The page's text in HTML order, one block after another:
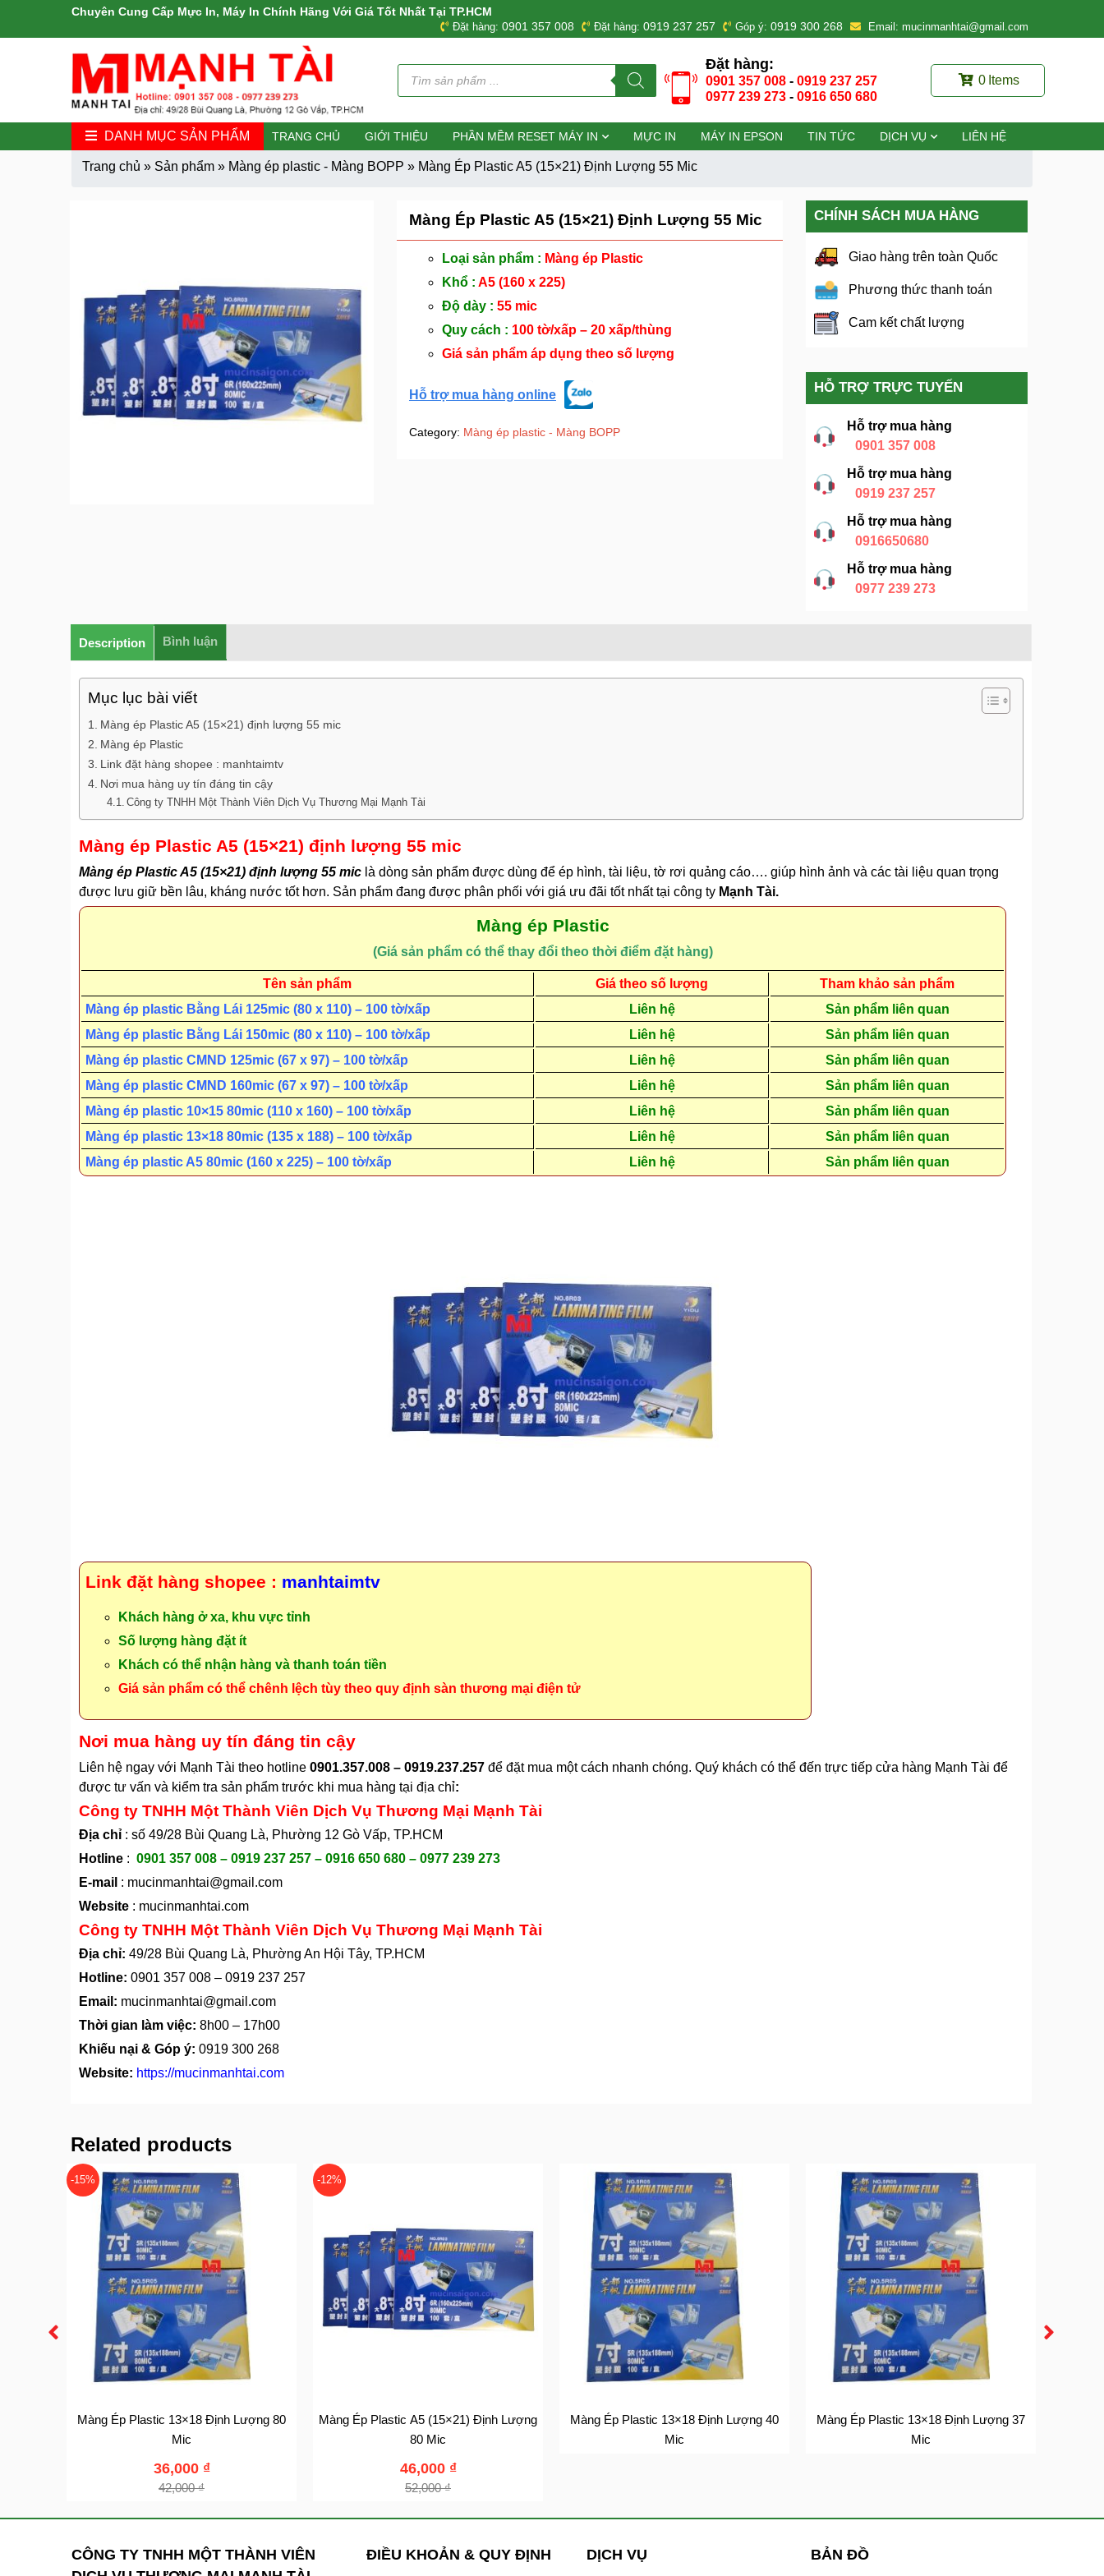
Chuyên Cung Cấp Mực In, Máy In Chính Hãng Với Giá Tốt Nhất Tại TP.HCM
Đặt hàng: 0901 357 008 Đặt hàng: 0919 237 257 Góp ý: 0919 300 268 Email: mucinmanhtai@gmail.com
Tìm
kiếm
sản
Đặt hàng:
0901 357 008- 0919 237 257
0977 239 273- 0916 650 680
0 Items
DANH MỤC SẢN PHẨM TRANG CHỦ GIỚI THIỆU PHẦN MỀM RESET MÁY IN MỰC IN MÁY IN EPSON TIN TỨC DỊCH VỤ LIÊN HỆ
Trang chủ » Sản phẩm» Màng ép plastic - Màng BOPP » Màng Ép Plastic A5 (15×21) Định Lượng 55 Mic
Màng Ép Plastic A5 (15×21) Định Lượng 55 Mic
Loại sản phẩm : Màng ép Plastic
Khổ : A5 (160 x 225)
Độ dày : 55 mic
Quy cách : 100 tờ/xấp – 20 xấp/thùng
Giá sản phẩm áp dụng theo số lượng
Hỗ trợ mua hàng online
Category: Màng ép plastic - Màng BOPP
CHÍNH SÁCH MUA HÀNG
Giao hàng trên toàn Quốc
Phương thức thanh toán
Cam kết chất lượng
HỖ TRỢ TRỰC TUYẾN
Hỗ trợ mua hàng
0901 357 008
Hỗ trợ mua hàng
0919 237 257
Hỗ trợ mua hàng
0916650680
Hỗ trợ mua hàng
0977 239 273
Description Bình luận
Mục lục bài viết
Màng ép Plastic A5 (15×21) định lượng 55 mic
Màng ép Plastic
Link đặt hàng shopee : manhtaimtv
Nơi mua hàng uy tín đáng tin cậy
Công ty TNHH Một Thành Viên Dịch Vụ Thương Mại Mạnh Tài
Màng ép Plastic A5 (15×21) định lượng 55 mic
Màng ép Plastic A5 (15×21) định lượng 55 mic là dòng sản phẩm được dùng để ép hình, tài liệu, tờ rơi quảng cáo…. giúp hình ảnh và các tài liệu quan trọng
được lưu giữ bền lâu, kháng nước tốt hơn. Sản phẩm đang được phân phối với giá ưu đãi tốt nhất tại công ty Mạnh Tài.
Màng ép Plastic
(Giá sản phẩm có thể thay đổi theo thời điểm đặt hàng)
Tên sản phẩm Giá theo số lượng
Tham khảo sản phẩm
Màng ép plastic Bằng Lái 125mic (80 x 110) – 100 tờ/xấp
Liên hệ
Sản phẩm liên quan
Màng ép plastic Bằng Lái 150mic (80 x 110) – 100 tờ/xấp
Liên hệ
Sản phẩm liên quan
Màng ép plastic CMND 125mic (67 x 97) – 100 tờ/xấp
Liên hệ
Sản phẩm liên quan
Màng ép plastic CMND 160mic (67 x 97) – 100 tờ/xấp
Liên hệ
Sản phẩm liên quan
Màng ép plastic 10×15 80mic (110 x 160) – 100 tờ/xấp
Liên hệ
Sản phẩm liên quan
Màng ép plastic 13×18 80mic (135 x 188) – 100 tờ/xấp
Liên hệ
Sản phẩm liên quan
Màng ép plastic A5 80mic (160 x 225) – 100 tờ/xấp
Liên hệ Sản phẩm liên quan
Link đặt hàng shopee : manhtaimtv
Khách hàng ở xa, khu vực tỉnh
Số lượng hàng đặt ít
Khách có thể nhận hàng và thanh toán tiền
Giá sản phẩm có thể chênh lệch tùy theo quy định sàn thương mại điện tử
Nơi mua hàng uy tín đáng tin cậy
Liên hệ ngay với Mạnh Tài theo hotline 0901.357.008 – 0919.237.257 để đặt mua một cách nhanh chóng. Quý khách có thể đến trực tiếp cửa hàng Mạnh Tài để
được tư vấn và kiểm tra sản phẩm trước khi mua hàng tại địa chỉ:
Công ty TNHH Một Thành Viên Dịch Vụ Thương Mại Mạnh Tài
Địa chỉ : số 49/28 Bùi Quang Là, Phường 12 Gò Vấp, TP.HCM
Hotline : 0901 357 008 – 0919 237 257 – 0916 650 680 – 0977 239 273
E-mail : mucinmanhtai@gmail.com
Website : mucinmanhtai.com
Công ty TNHH Một Thành Viên Dịch Vụ Thương Mại Mạnh Tài
Địa chỉ: 49/28 Bùi Quang Là, Phường An Hội Tây, TP.HCM
Hotline: 0901 357 008 – 0919 237 257
Email: mucinmanhtai@gmail.com
Thời gian làm việc: 8h00 – 17h00
Khiếu nại & Góp ý: 0919 300 268
Website: https://mucinmanhtai.com
Related products
-15%
Màng Ép Plastic 13×18 Định Lượng 80
Mic
42,000₫
36,000 ₫
-12%
Màng Ép Plastic A5 (15×21) Định Lượng
80 Mic
52,000₫
46,000 ₫
Màng Ép Plastic 13×18 Định Lượng 40
Mic
Màng Ép Plastic 13×18 Định Lượng 37
Mic
CÔNG TY TNHH MỘT THÀNH VIÊN
ĐIỀU KHOẢN & QUY ĐỊNH DỊCH VỤ BẢN ĐỒ